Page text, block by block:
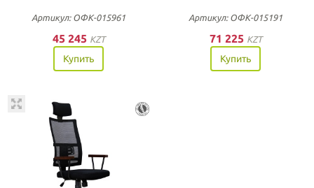
Артикул: ОФК-015961
45 245 KZT
Купить
Артикул: ОФК-015191
71 225 KZT
Купить